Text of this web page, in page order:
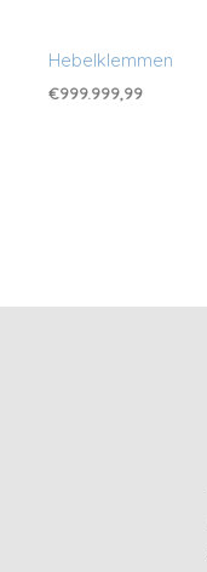
Hebelklemmen
€999.999,99